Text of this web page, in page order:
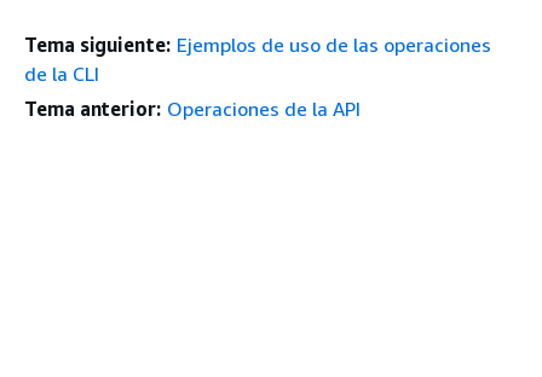
Tema siguiente: Ejemplos de uso de las operaciones
de la CLI
Tema anterior: Operaciones de la API